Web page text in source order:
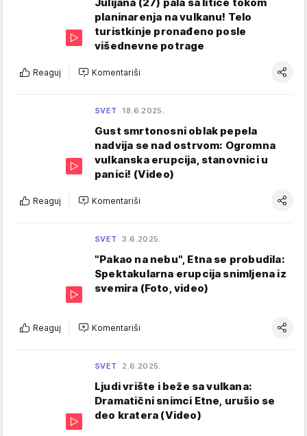
planinarenja na vulkanu! Telo
turistkinje pronađeno posle
višednevne potrage
Reaguj Komentariši
SVET 18.6.2025.
Gust smrtonosni oblak pepela
nadvija se nad ostrvom: Ogromna
vulkanska erupcija, stanovnici u
panici! (Video)
Reaguj Komentariši
SVET 3.6.2025.
"Pakao na nebu", Etna se probudila:
Spektakularna erupcija snimljena iz
svemira (Foto, video)
Reaguj Komentariši
SVET 2.6.2025.
Ljudi vrište i beže sa vulkana:
Dramatični snimci Etne, urušio se
deo kratera (Video)